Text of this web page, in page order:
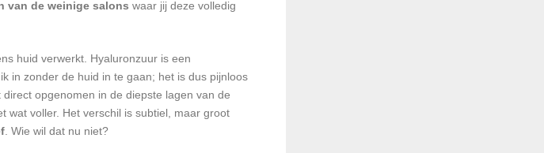
van de weinige salons waar jij deze volledig
huid verwerkt. Hyaluronzuur is een
in zonder de huid in te gaan; het is dus pijnloos
opgenomen in de diepste lagen van de
wat voller. Het verschil is subtiel, maar groot
. Wie wil dat nu niet?